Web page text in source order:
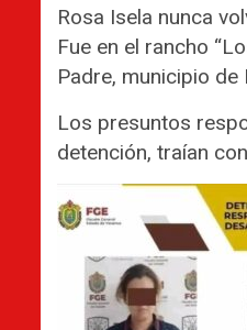
Rosa Isela nunca
Fue en el rancho
Padre, municipio de
Los presuntos
detención, traían